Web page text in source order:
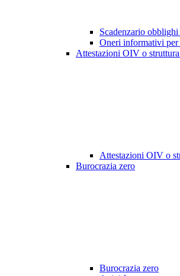
Scadenzario
Oneri informativi per
Attestazioni OIV o struttura
Attestazioni OIV o
Burocrazia zero
Burocrazia zero